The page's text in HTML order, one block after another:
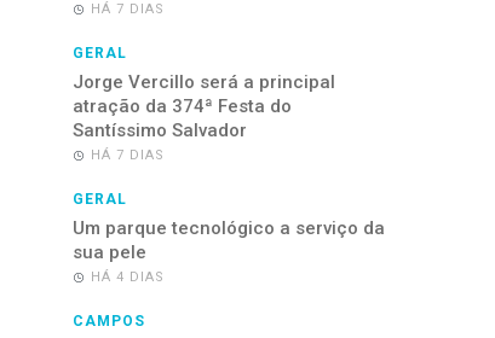
HÁ 7 DIAS
GERAL
Jorge Vercillo será a principal
atração da 374ª Festa do
Santíssimo Salvador
HÁ 7 DIAS
GERAL
Um parque tecnológico a serviço da
sua pele
HÁ 4 DIAS
CAMPOS